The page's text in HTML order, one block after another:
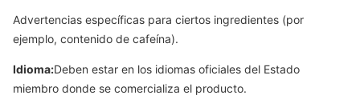
Advertencias específicas para ciertos ingredientes (por
ejemplo, contenido de cafeína).
Idioma:Deben estar en los idiomas oficiales del Estado
miembro donde se comercializa el producto.